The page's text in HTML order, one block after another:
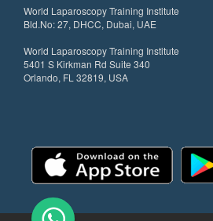
World Laparoscopy Training Institute
Bld.No: 27, DHCC, Dubai, UAE
World Laparoscopy Training Institute
5401 S Kirkman Rd Suite 340
Orlando, FL 32819, USA